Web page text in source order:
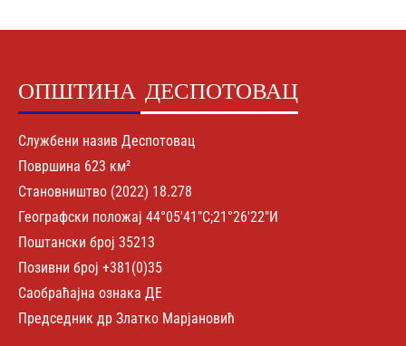
ОПШТИНА ДЕСПОТОВАЦ
Службени назив Деспотовац
Површина 623 км²
Становништво (2022) 18.278
Географски положај 44°05′41″С;21°26′22″И
Поштански број 35213
Позивни број +381(0)35
Саобраћајна ознака ДЕ
Председник др Златко Марјановић